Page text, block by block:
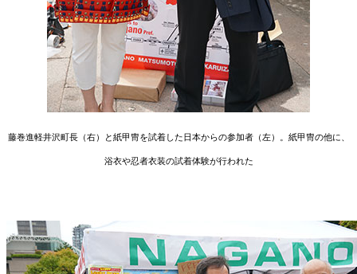
藤巻進軽井沢町長（右）と紙甲冑を試着した日本からの参加者（左）。紙甲冑の他に、
浴衣や忍者衣装の試着体験が行われた